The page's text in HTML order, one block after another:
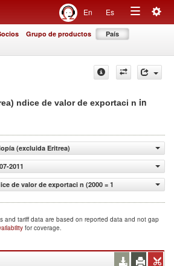
En Es
Toggle
Grupo de productos País
ndice de valor de exportaci n in
(excluida Eritrea)
2011
de valor de exportaci n (2000 = 100)
and tariff data are based on reported data and not gap
for coverage.